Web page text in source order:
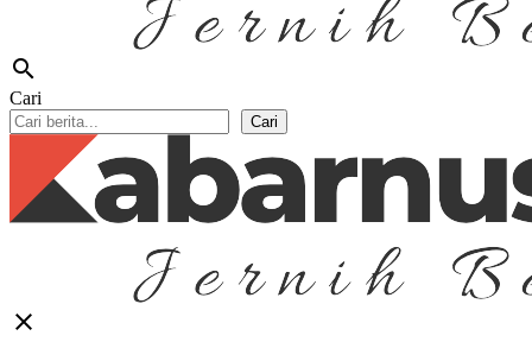
search
Cari
Cari
close